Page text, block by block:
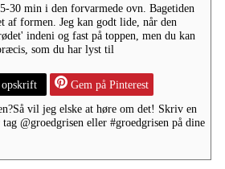
30 min i den forvarmede ovn. Bagetiden
af formen. Jeg kan godt lide, når den
indeni og fast på toppen, men du kan
som du har lyst til
Gem på Pinterest
Så vil jeg elske at høre om det! Skriv en
tag @groedgrisen eller #groedgrisen på dine